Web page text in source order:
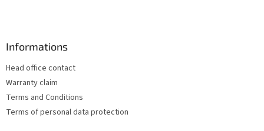
Informations
Head office contact
Warranty claim
Terms and Conditions
Terms of personal data protection